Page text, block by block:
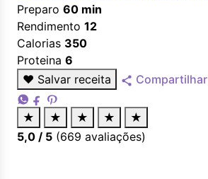
Preparo 60 min
Rendimento 12
Calorias 350
Proteina 6
♥ Salvar receita Compartilhar
★ ★ ★ ★
★
5,0 / 5 (669 avaliações)